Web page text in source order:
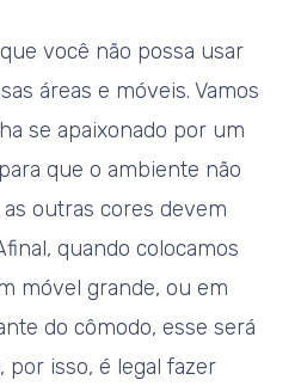
você não possa usar
áreas e móveis. Vamos
se apaixonado por um
que o ambiente não
outras cores devem
quando colocamos
móvel grande, ou em
do cômodo, esse será
por isso, é legal fazer